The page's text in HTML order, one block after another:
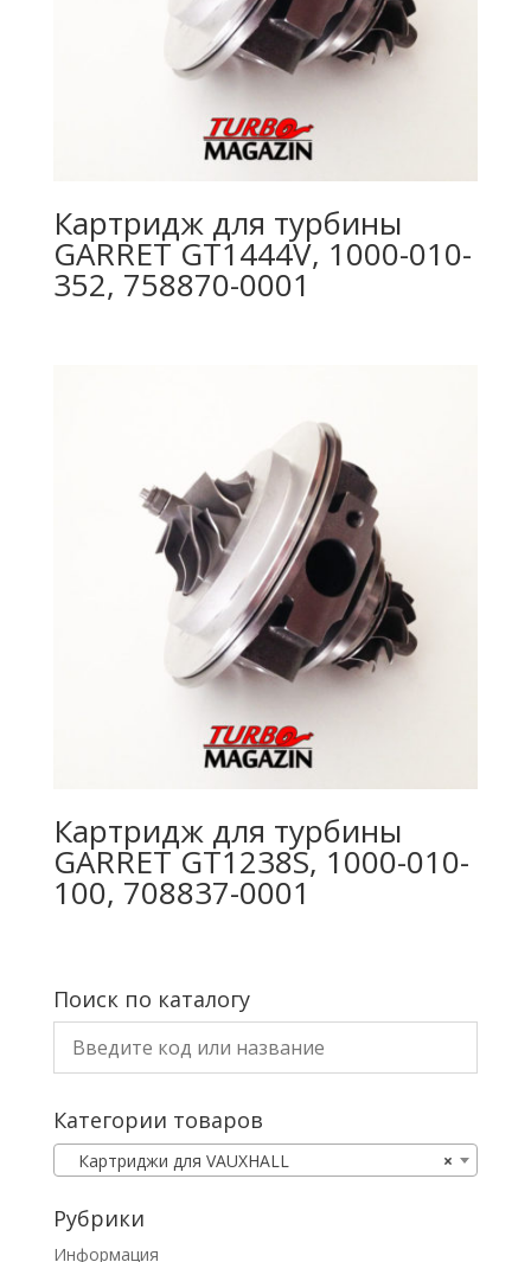
Картридж для турбины
GARRET GT1444V, 1000-010-
352, 758870-0001
Картридж для турбины
GARRET GT1238S, 1000-010-
100, 708837-0001
Поиск по каталогу
Категории товаров
×
Картриджи для VAUXHALL
Рубрики
Информация